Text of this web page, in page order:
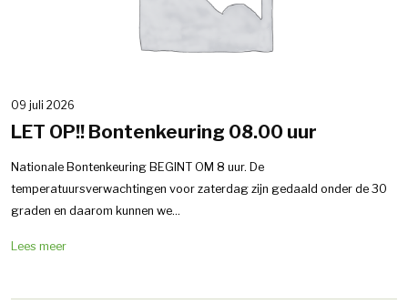
09 juli 2026
LET OP!! Bontenkeuring 08.00 uur
Nationale Bontenkeuring BEGINT OM 8 uur. De
temperatuursverwachtingen voor zaterdag zijn gedaald onder de 30
graden en daarom kunnen we...
Lees meer